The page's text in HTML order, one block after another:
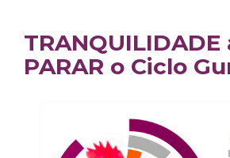
TRANQUILIDADE
PARAR o Ciclo